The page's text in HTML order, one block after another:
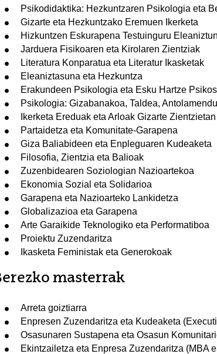
Psikodidaktika: Hezkuntzaren Psikologia eta
Gizarte eta Hezkuntzako Eremuen Ikerketa
Hizkuntzen Eskurapena Testuinguru
Jarduera Fisikoaren eta Kirolaren Zientziak
Literatura Konparatua eta Literatur Ikasketak
Eleaniztasuna eta Hezkuntza
Erakundeen Psikologia eta Esku Hartze
Psikologia: Gizabanakoa, Taldea,
Ikerketa Ereduak eta Arloak Gizarte Zientzietan
Partaidetza eta Komunitate-Garapena
Giza Baliabideen eta Enpleguaren Kudeaketa
Filosofia, Zientzia eta Balioak
Zuzenbidearen Soziologian Nazioartekoa
Ekonomia Sozial eta Solidarioa
Garapena eta Nazioarteko Lankidetza
Globalizazioa eta Garapena
Arte Garaikide Teknologiko eta Performatiboa
Proiektu Zuzendaritza
Ikasketa Feministak eta Generokoak
masterrak
Arreta goiztiarra
Enpresen Zuzendaritza eta Kudeaketa
Osasunaren Sustapena eta Osasun
Ekintzailetza eta Enpresa Zuzendaritza (MBA